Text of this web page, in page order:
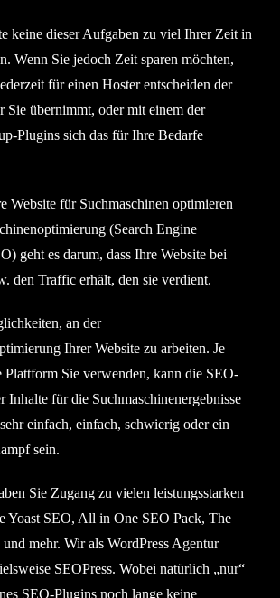
keine dieser Aufgaben zu viel Ihrer Zeit in
Wenn Sie jedoch Zeit sparen möchten,
für einen Hoster entscheiden der
Sie übernimmt, oder mit einem der
Plugins sich das für Ihre Bedarfe
Website für Suchmaschinen optimieren
(Search Engine
geht es darum, dass Ihre Website bei
den Traffic erhält, den sie verdient.
an der
Ihrer Website zu arbeiten. Je
Plattform Sie verwenden, kann die SEO-
Inhalte für die Suchmaschinenergebnisse
einfach, einfach, schwierig oder ein
sein.
Sie Zugang zu vielen leistungsstarken
Yoast SEO, All in One SEO Pack, The
mehr. Wir als WordPress Agentur
SEOPress. Wobei natürlich „nur“
SEO-Plugins noch lange keine